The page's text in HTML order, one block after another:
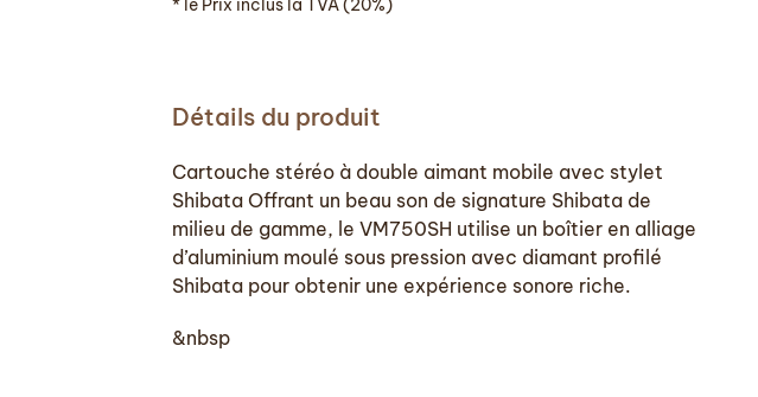
* le Prix inclus la TVA (20%)
Détails du produit
Cartouche stéréo à double aimant mobile avec stylet
Shibata Offrant un beau son de signature Shibata de
milieu de gamme, le VM750SH utilise un boîtier en alliage
d’aluminium moulé sous pression avec diamant profilé
Shibata pour obtenir une expérience sonore riche.
&nbsp